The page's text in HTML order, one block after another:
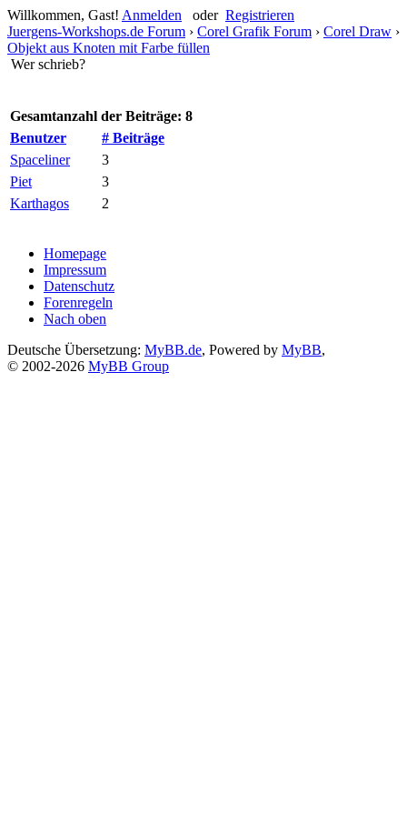
Willkommen, Gast! Anmelden oder Registrieren
Juergens-Workshops.de Forum › Corel Grafik Forum › Corel Draw ›
Objekt aus Knoten mit Farbe füllen
Wer schrieb?
Gesamtanzahl der Beiträge: 8
Benutzer
# Beiträge
Spaceliner
3
Piet
3
Karthagos
2
Homepage
Impressum
Datenschutz
Forenregeln
Nach oben
Deutsche Übersetzung: MyBB.de, Powered by MyBB,
© 2002-2026 MyBB Group